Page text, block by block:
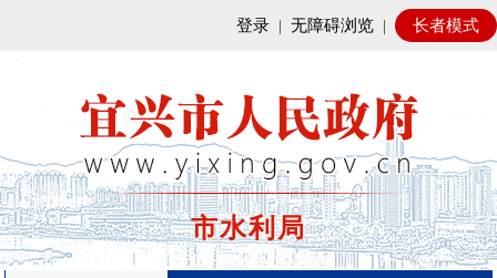
登录 | 无障碍浏览 | 长者模式
市水利局